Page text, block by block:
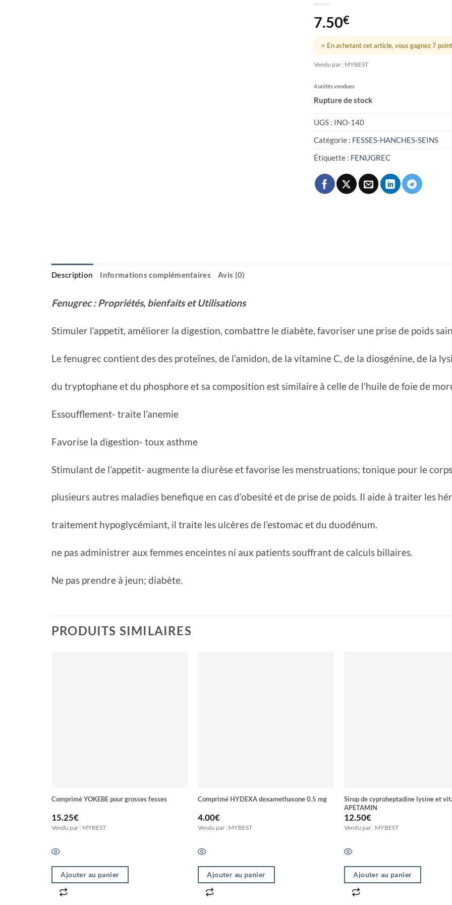
7.50€
⭐ En achetant cet article, vous gagnez 7
Vendu par : MYBEST
4 unités vendues
Rupture de stock
UGS : INO-140
Catégorie : FESSES-HANCHES-SEINS
Étiquette : FENUGREC
Description Informations complémentaires Avis (0)
Fenugrec : Propriétés, bienfaits et Utilisations
Stimuler l’appetit, améliorer la digestion, combattre le diabète, favoriser une prise de poids
Le fenugrec contient des des proteïnes, de l’amidon, de la vitamine C, de la diosgénine, de la
du tryptophane et du phosphore et sa composition est similaire à celle de l’huile de foie de
Essoufflement- traite l’anemie
Favorise la digestion- toux asthme
Stimulant de l’appetit- augmente la diurèse et favorise les menstruations; tonique pour le
plusieurs autres maladies benefique en cas d’obesité et de prise de poids. Il aide à traiter les
traitement hypoglycémiant, il traite les ulcères de l’estomac et du duodénum.
ne pas administrer aux femmes enceintes ni aux patients souffrant de calculs billaires.
Ne pas prendre à jeun; diabète.
PRODUITS SIMILAIRES
Comprimé YOKEBE pour grosses fesses
15.25€
Vendu par : MYBEST
Ajouter au panier
Comprimé HYDEXA dexamethasone 0.5 mg
4.00€
Vendu par : MYBEST
Ajouter au panier
Sirop de cyproheptadine lysine et
APETAMIN
12.50€
Vendu par : MYBEST
Ajouter au panier